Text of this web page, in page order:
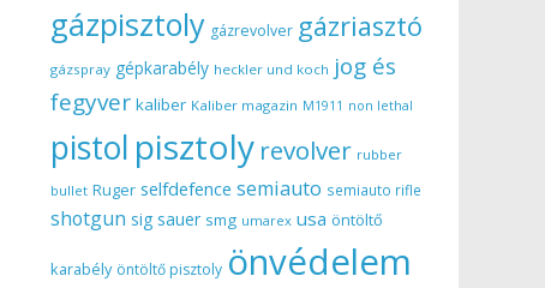
gázpisztoly gázrevolver gázriasztó
gázspray gépkarabély heckler und koch jog és
fegyver kaliber Kaliber magazin M1911 non lethal
pistol pisztoly revolver rubber
bullet Ruger selfdefence semiauto semiauto rifle
shotgun sig sauer smg umarex usa öntöltő
karabély öntöltő pisztoly önvédelem